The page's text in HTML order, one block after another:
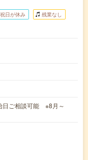
日が休み 残業なし
日ご相談可能 ※8月～